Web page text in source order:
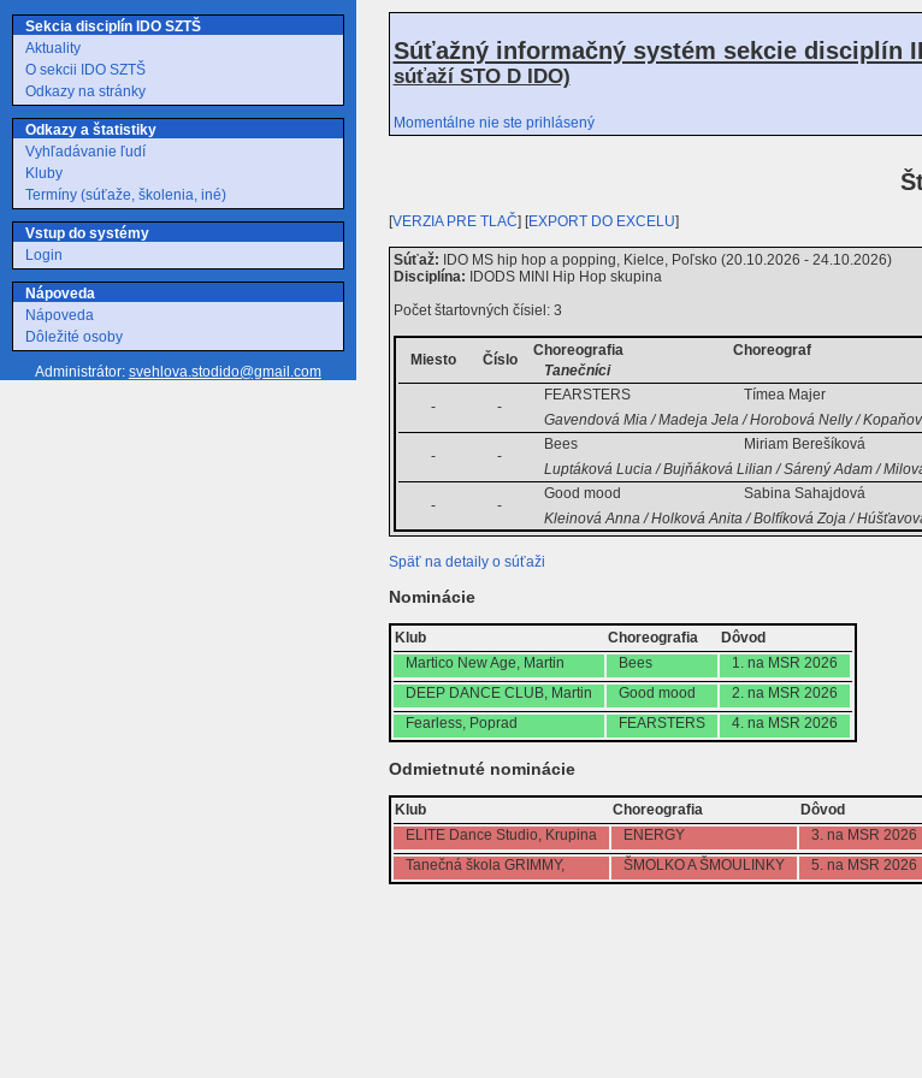
Sekcia disciplín IDO SZTŠ
Aktuality
O sekcii IDO SZTŠ
Odkazy na stránky
Odkazy a štatistiky
Vyhľadávanie ľudí
Kluby
Termíny (súťaže, školenia, iné)
Vstup do systémy
Login
Nápoveda
Nápoveda
Dôležité osoby
Administrátor: svehlova.stodido@gmail.com
Súťažný informačný systém sekcie disciplín
súťaží STO D IDO)
Momentálne nie ste prihlásený
[VERZIA PRE TLAČ] [EXPORT DO EXCELU]
Súťaž: IDO MS hip hop a popping, Kielce, Poľsko (20.10.2026 - 24.10.2026)
Disciplína: IDODS MINI Hip Hop skupina
Počet štartovných čísiel: 3
Miesto Číslo
Choreografia Choreograf
Tanečníci
- -
FEARSTERS Tímea Majer
Gavendová Mia / Madeja Jela / Horobová Nelly /
- -
Bees Miriam Berešíková
Luptáková Lucia / Bujňáková Lilian / Sárený Adam /
- -
Good mood Sabina Sahajdová
Kleinová Anna / Holková Anita / Bolfíková Zoja /
Späť na detaily o súťaži
Nominácie
Klub Choreografia
Dôvod
Martico New Age, Martin
Bees
1. na MSR 2026
DEEP DANCE CLUB, Martin
Good mood
2. na MSR 2026
Fearless, Poprad
FEARSTERS 4. na MSR 2026
Odmietnuté nominácie
Klub Choreografia
Dôvod
ELITE Dance Studio, Krupina
ENERGY
3. na MSR 2026
Tanečná škola GRIMMY,
ŠMOLKO A ŠMOULINKY 5. na MSR 2026